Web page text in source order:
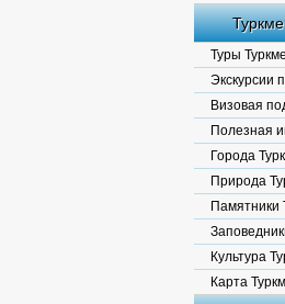
Туры
Экскурсии
Визовая
Полезная
Города
Природа
Памятники
Культура
Карта